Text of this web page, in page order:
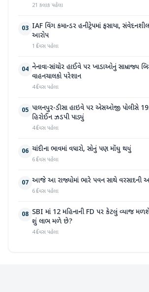
21 કલાક પહેલા
03 IAF વિંગ કમાન્ડર હનીટ્રેપમાં ફસાયા,
આરોપ
1 દિવસ પહેલા
04 નેનાવા-સાંચોર હાઈવે પર ખાડાઓનું સામ્રાજ્ય
વાહનચાલકો પરેશાન
4 દિવસ પહેલા
05 પાલનપુર-ડીસા હાઇવે પર એસઓજી પોલીસે
હિરોઈન ઝડપી પાડ્યું
4 દિવસ પહેલા
06 ચાંદીના ભાવમાં વધારો, સોનું પણ મોંઘુ થયું
6 દિવસ પહેલા
07 આજે આ રાજ્યોમાં ભારે પવન સાથે વરસાદની
6 દિવસ પહેલા
08 SBI માં 12 મહિનાની FD પર કેટલું વ્યાજ
શું લાભ મળે છે?
4 દિવસ પહેલા